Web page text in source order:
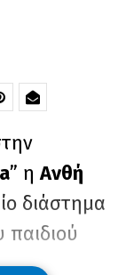
” ηΑνθή
διάστημα
παιδιού